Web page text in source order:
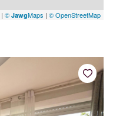
| © JawgMaps | © OpenStreetMap